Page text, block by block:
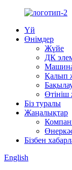
Үй
Өнімдер
Жүйе
ДК
Қалып
Өтініш
Біз туралы
Жаңалықтар
Бізбен
English